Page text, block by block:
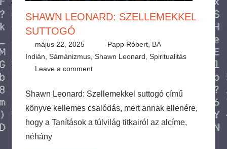
SHAWN LEONARD: SZELLEMEKKEL
SUTTOGÓ
május 22, 2025
Papp Róbert, BA
Indián, Sámánizmus, Shawn Leonard, Spiritualitás
Leave a comment
Shawn Leonard: Szellemekkel suttogó című
könyve kellemes csalódás, mert annak ellenére,
hogy a Tanítások a túlvilág titkairól az alcíme,
néhány